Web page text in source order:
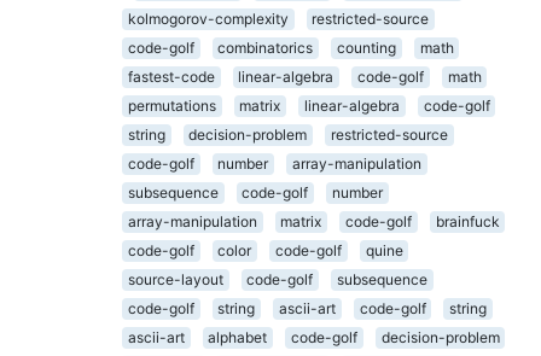
kolmogorov-complexity
restricted-source
code-golf
combinatorics counting
math
fastest-code
linear-algebra code-golf
math
permutations
matrix linear-algebra
code-golf
string
decision-problem
restricted-source
code-golf
number
array-manipulation
subsequence
code-golf
number
array-manipulation
matrix code-golf
brainfuck
code-golf
color code-golf
quine
source-layout
code-golf
subsequence
code-golf
string ascii-art code-golf
string
ascii-art
alphabet code-golf
decision-problem